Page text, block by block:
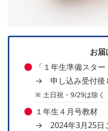
お届
「１年生準備スター
→ 申し込み受付後
※ 土日祝・9/29は除く
１年生４月号教材
→ 2024年3月25日